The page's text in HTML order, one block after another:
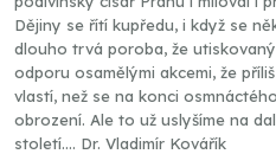
Dějiny se řítí kupředu, i když se
dlouho trvá poroba, že
odporu osamělými akcemi, že
vlastí, než se na konci
obrození. Ale to už uslyšíme na
století.... Dr. Vladimír Kovářík